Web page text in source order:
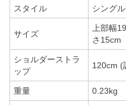
スタイル シング
サイズ
上部幅
さ15cm
ショルダーストラ
ップ
120cm (
重量 0.23kg